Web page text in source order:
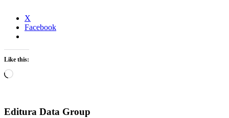
X
Facebook
Like this:
Loading…
Editura Data Group